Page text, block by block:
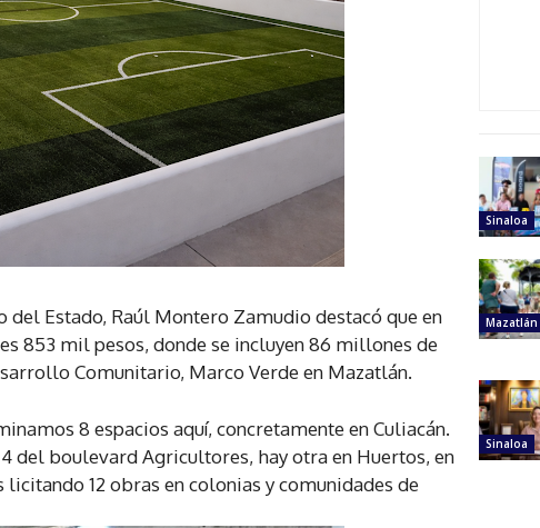
Estado, Raúl Montero Zamudio destacó que en
853 mil pesos, donde se incluyen 86 millones de
Comunitario, Marco Verde en Mazatlán.
8 espacios aquí, concretamente en Culiacán.
del boulevard Agricultores, hay otra en Huertos, en
12 obras en colonias y comunidades de
Sinaloa
Mazatlán
Sinaloa